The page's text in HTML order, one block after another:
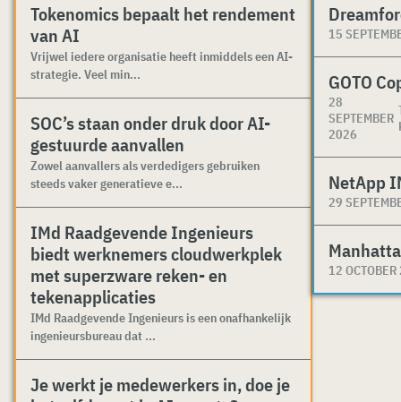
Tokenomics bepaalt het rendement
van AI
Vrijwel iedere organisatie heeft inmiddels een AI-
strategie. Veel min...
SOC’s staan onder druk door AI-
gestuurde aanvallen
Zowel aanvallers als verdedigers gebruiken
steeds vaker generatieve e...
IMd Raadgevende Ingenieurs
biedt werknemers cloudwerkplek
met superzware reken- en
tekenapplicaties
IMd Raadgevende Ingenieurs is een onafhankelijk
ingenieursbureau dat ...
Je werkt je medewerkers in, doe je
15
GOTO
28
SEPTEMBER
2026
NetApp
29
12